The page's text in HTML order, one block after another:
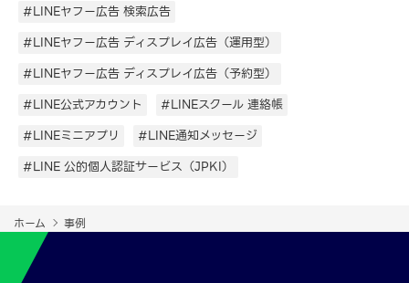
#LINEヤフー広告 検索広告
#LINEヤフー広告 ディスプレイ広告（運用型）
#LINEヤフー広告 ディスプレイ広告（予約型）
#LINE公式アカウント
#LINEスクール 連絡帳
#LINEミニアプリ
#LINE通知メッセージ
#LINE 公的個人認証サービス（JPKI）
ホーム 事例